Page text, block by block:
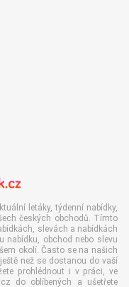
letáky, týdenní nabídky,
českých obchodů. Tímto
slevách a nabídkách
obchod nebo slevu
okolí. Často se na našich
než se dostanou do vaší
prohlédnout i v práci, ve
do oblíbených a ušetřete